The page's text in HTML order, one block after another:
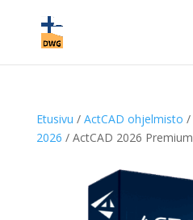
Etusivu / ActCAD ohjelmisto /
2026 / ActCAD 2026 Premium